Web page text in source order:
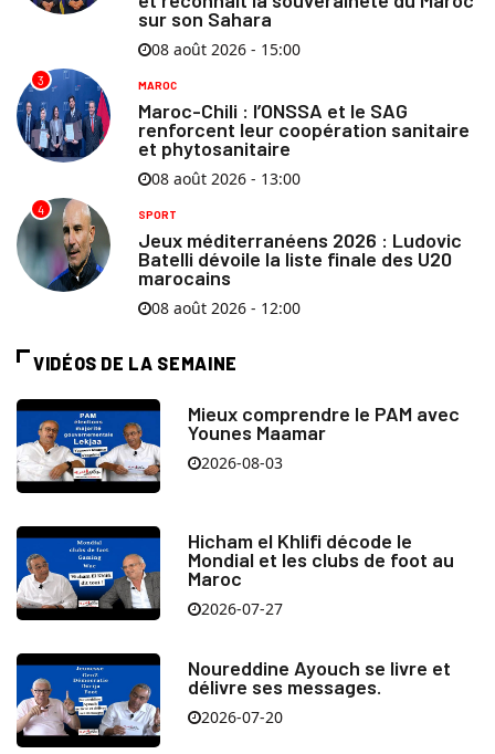
sur son Sahara
08 août 2026 - 15:00
3 MAROC
Maroc-Chili : l’ONSSA et le SAG
renforcent leur coopération sanitaire
et phytosanitaire
08 août 2026 - 13:00
4 SPORT
Jeux méditerranéens 2026 : Ludovic
Batelli dévoile la liste finale des U20
marocains
08 août 2026 - 12:00
VIDÉOS DE LA SEMAINE
Mieux comprendre le PAM avec
Younes Maamar
2026-08-03
Hicham el Khlifi décode le
Mondial et les clubs de foot au
Maroc
2026-07-27
Noureddine Ayouch se livre et
délivre ses messages.
2026-07-20